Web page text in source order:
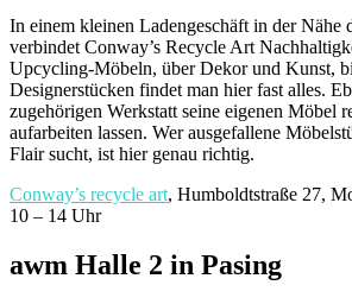
In einem kleinen Ladengeschäft in der Nähe
verbindet Conway’s Recycle Art
Upcycling-Möbeln, über Dekor und Kunst,
Designerstücken findet man hier fast alles.
zugehörigen Werkstatt seine eigenen Möbel
aufarbeiten lassen. Wer ausgefallene
Flair sucht, ist hier genau richtig.
Conway’s recycle art, Humboldtstraße 27,
10 – 14 Uhr
awm Halle 2 in Pasing